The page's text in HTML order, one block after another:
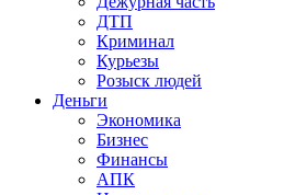
ДТП
Криминал
Курьезы
Розыск людей
Деньги
Экономика
Бизнес
Финансы
АПК